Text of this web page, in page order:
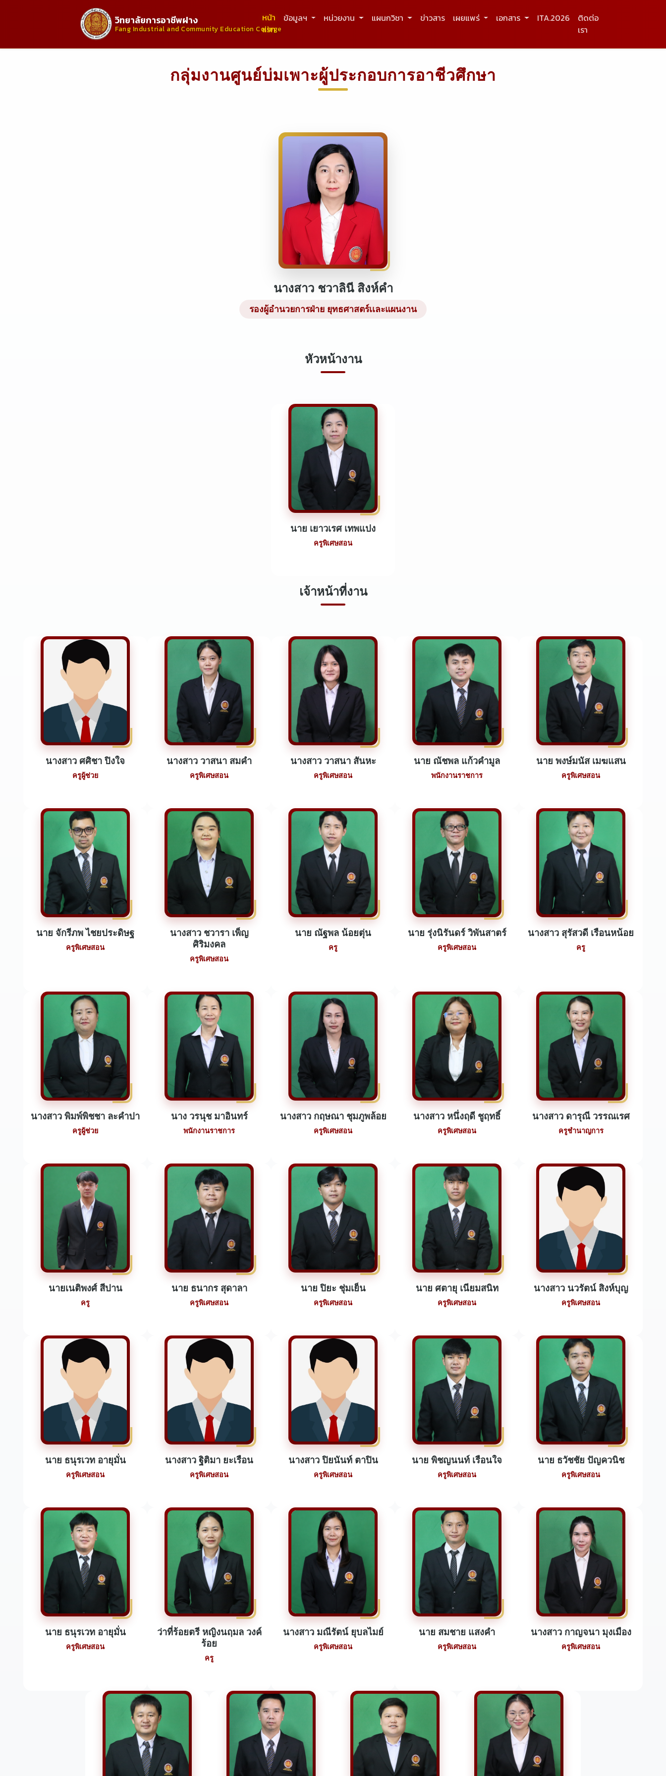
วิทยาลัยการอาชีพฝาง
Fang Industrial and Community Education College
หน้า
แรก
ข้อมูลฯ หน่วยงาน แผนกวิชา ข่าวสาร เผยแพร่ เอกสาร ITA.2026
ติดต่อ
เรา
กลุ่มงานศูนย์บ่มเพาะผู้ประกอบการอาชีวศึกษา
นางสาว ชวาลินี สิงห์คำ
รองผู้อำนวยการฝ่าย ยุทธศาสตร์เเละแผนงาน
หัวหน้างาน
นาย เยาวเรศ เทพแปง
ครูพิเศษสอน
เจ้าหน้าที่งาน
นางสาว ศศิชา ปิงใจ
ครูผู้ช่วย
นางสาว วาสนา สมคำ
ครูพิเศษสอน
นางสาว วาสนา สันหะ
ครูพิเศษสอน
นาย ณัชพล แก้วคำมูล
พนักงานราชการ
นาย พงษ์มนัส เมฆแสน
ครูพิเศษสอน
นาย จักรีภพ ไชยประดิษฐ
ครูพิเศษสอน
นางสาว ชวารา เพ็ญ
ศิริมงคล
ครูพิเศษสอน
นาย ณัฐพล น้อยตุ่น
ครู
นาย รุ่งนิรันดร์ วิพันสาตร์
ครูพิเศษสอน
นางสาว สุรัสวดี เรือนหน้อย
ครู
นางสาว พิมพ์พิชชา ละคำปา
ครูผู้ช่วย
นาง วรนุช มาอินทร์
พนักงานราชการ
นางสาว กฤษณา ชุมภูพล้อย
ครูพิเศษสอน
นางสาว หนึ่งฤดี ชูฤทธิ์
ครูพิเศษสอน
นางสาว ดารุณี วรรณเรศ
ครูชำนาญการ
นายเนติพงศ์ สีปาน
ครู
นาย ธนากร สุดาลา
ครูพิเศษสอน
นาย ปิยะ ชุ่มเย็น
ครูพิเศษสอน
นาย ศตายุ เนียมสนิท
ครูพิเศษสอน
นางสาว นวรัตน์ สิงห์บุญ
ครูพิเศษสอน
นาย ธนุรเวท อายุมั่น
ครูพิเศษสอน
นางสาว ฐิติมา ยะเรือน
ครูพิเศษสอน
นางสาว ปิยนันท์ ตาปิน
ครูพิเศษสอน
นาย พิชญนนท์ เรือนใจ
ครูพิเศษสอน
นาย ธวัชชัย ปัญควนิช
ครูพิเศษสอน
นาย ธนุรเวท อายุมั่น
ครูพิเศษสอน
ว่าที่ร้อยตรี หญิงนฤมล วงค์
ร้อย
ครู
นางสาว มณีรัตน์ ยุบลไมย์
ครูพิเศษสอน
นาย สมชาย แสงคำ
ครูพิเศษสอน
นางสาว กาญจนา มุงเมือง
ครูพิเศษสอน